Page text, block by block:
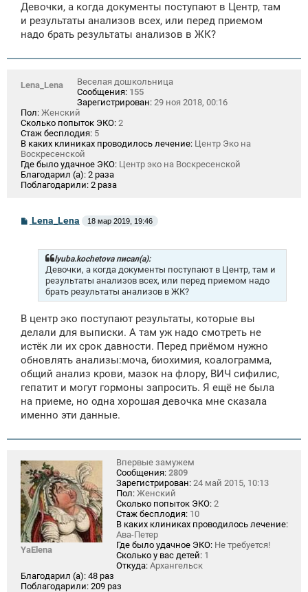
б
щ
е
н
е
Девочки, а когда документы поступают в Центр, там
и результаты анализов всех, или перед приемом
надо брать результаты анализов в ЖК?
Lena_Lena
Веселая дошкольница
Сообщения: 155
Зарегистрирован: 29 ноя 2018, 00:16
Пол: Женский
Сколько попыток ЭКО: 2
Стаж бесплодия: 5
В каких клиниках проводилось лечение: Центр Эко на
Воскресенской
Где было удачное ЭКО: Центр эко на Воскресенской
Благодарил (а): 2 раза
Поблагодарили: 2 раза
СLena_Lena 18 мар 2019, 19:46
lyuba.kochetova писал(а):
Девочки, а когда документы поступают в Центр, там и
результаты анализов всех, или перед приемом надо
брать результаты анализов в ЖК?
В центр эко поступают результаты, которые вы
делали для выписки. А там уж надо смотреть не
истёк ли их срок давности. Перед приёмом нужно
обновлять анализы:моча, биохимия, коалограмма,
общий анализ крови, мазок на флору, ВИЧ сифилис,
гепатит и могут гормоны запросить. Я ещё не была
на приеме, но одна хорошая девочка мне сказала
именно эти данные.
YaElena
Впервые замужем
Сообщения: 2809
Зарегистрирован: 24 май 2015, 10:13
Пол: Женский
Сколько попыток ЭКО: 2
Стаж бесплодия: 10
В каких клиниках проводилось лечение:
Ава-Петер
Где было удачное ЭКО: Не требуется!
Сколько у вас детей: 1
Откуда: Архангельск
Благодарил (а): 48 раз
Поблагодарили: 209 раз